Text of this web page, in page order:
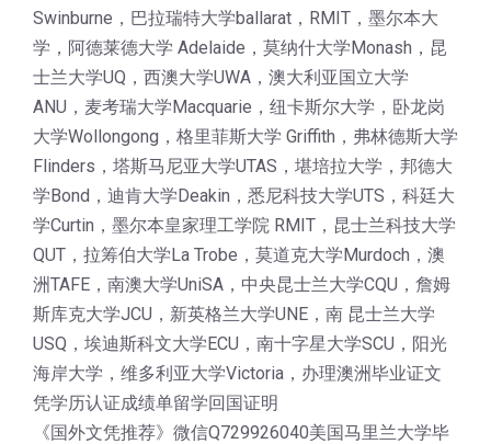
Swinburne，巴拉瑞特大学ballarat，RMIT，墨尔本大
学，阿德莱德大学 Adelaide，莫纳什大学Monash，昆
士兰大学UQ，西澳大学UWA，澳大利亚国立大学
ANU，麦考瑞大学Macquarie，纽卡斯尔大学，卧龙岗
大学Wollongong，格里菲斯大学 Griffith，弗林德斯大学
Flinders，塔斯马尼亚大学UTAS，堪培拉大学，邦德大
学Bond，迪肯大学Deakin，悉尼科技大学UTS，科廷大
学Curtin，墨尔本皇家理工学院 RMIT，昆士兰科技大学
QUT，拉筹伯大学La Trobe，莫道克大学Murdoch，澳
洲TAFE，南澳大学UniSA，中央昆士兰大学CQU，詹姆
斯库克大学JCU，新英格兰大学UNE，南 昆士兰大学
USQ，埃迪斯科文大学ECU，南十字星大学SCU，阳光
海岸大学，维多利亚大学Victoria，办理澳洲毕业证文
凭学历认证成绩单留学回国证明
《国外文凭推荐》微信Q729926040美国马里兰大学毕